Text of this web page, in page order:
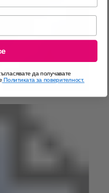
да получавате
Политиката за поверителност.